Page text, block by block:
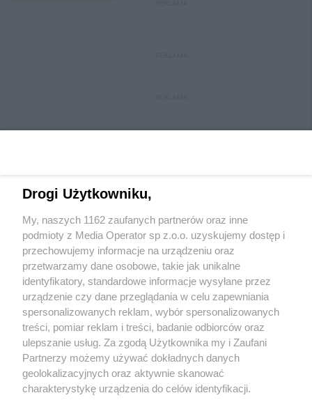
Wydawca mediówlokalnych
Nie zapomnij
zapoznać się z:
polityką prywatności regulamin korzystania z portali
Twojemiasto
Piekary Śląskie
Chorzów
Tarnowskie Góry
Skontakuj sięz nami
Kontakt
Wydawca
Redakcja
Drogi Użytkowniku,
My, naszych 1162 zaufanych partnerów oraz inne
podmioty z Media Operator sp z.o.o. uzyskujemy dostęp i
przechowujemy informacje na urządzeniu oraz
przetwarzamy dane osobowe, takie jak unikalne
identyfikatory, standardowe informacje wysyłane przez
urządzenie czy dane przeglądania w celu zapewniania
spersonalizowanych reklam, wybór spersonalizowanych
treści, pomiar reklam i treści, badanie odbiorców oraz
ulepszanie usług. Za zgodą Użytkownika my i Zaufani
Partnerzy możemy używać dokładnych danych
geolokalizacyjnych oraz aktywnie skanować
charakterystykę urządzenia do celów identyfikacji.